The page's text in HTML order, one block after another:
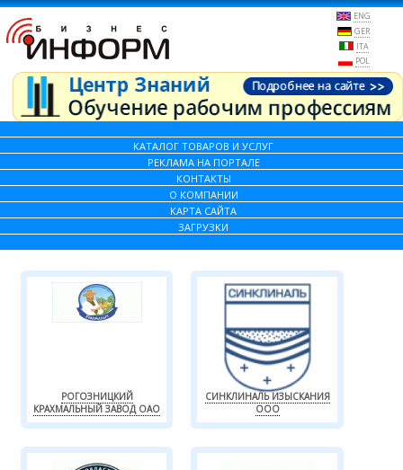
ENG
GER
ITA
POL
КАТАЛОГ ТОВАРОВ И УСЛУГ
РЕКЛАМА НА ПОРТАЛЕ
КОНТАКТЫ
О КОМПАНИИ
КАРТА САЙТА
ЗАГРУЗКИ
РОГОЗНИЦКИЙ
КРАХМАЛЬНЫЙ ЗАВОД ОАО
СИНКЛИНАЛЬ ИЗЫСКАНИЯ
ООО